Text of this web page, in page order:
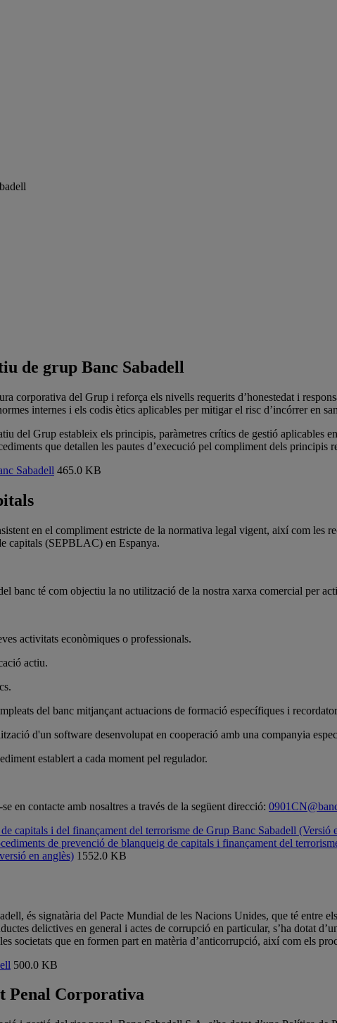
de grup Banc Sabadell
corporativa del Grup i reforça els nivells requerits d’honestedat i
internes i els codis ètics aplicables per mitigar el risc d’incórrer en
del Grup estableix els principis, paràmetres crítics de gestió
que detallen les pautes d’execució pel compliment dels principis
Sabadell 465.0 KB
en el compliment estricte de la normativa legal vigent, així com
capitals (SEPBLAC) en Espanya.
banc té com objectiu la no utilització de la nostra xarxa comercial per
activitats econòmiques o professionals.
actiu.
del banc mitjançant actuacions de formació específiques i
d'un software desenvolupat en cooperació amb una companyia
establert a cada moment pel regulador.
en contacte amb nosaltres a través de la següent direcció:
capitals i del finançament del terrorisme de Grup Banc Sabadell (Versió
de prevenció de blanqueig de capitals i finançament del
en anglès) 1552.0 KB
és signatària del Pacte Mundial de les Nacions Unides, que té entre
delictives en general i actes de corrupció en particular, s’ha dotat
societats que en formen part en matèria d’anticorrupció, així com els
500.0 KB
Penal Corporativa